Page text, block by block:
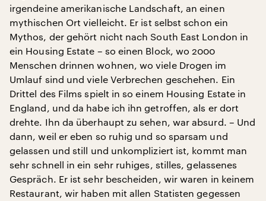
irgendeine amerikanische Landschaft, an einen
mythischen Ort vielleicht. Er ist selbst schon ein
Mythos, der gehört nicht nach South East London in
ein Housing Estate – so einen Block, wo 2000
Menschen drinnen wohnen, wo viele Drogen im
Umlauf sind und viele Verbrechen geschehen. Ein
Drittel des Films spielt in so einem Housing Estate in
England, und da habe ich ihn getroffen, als er dort
drehte. Ihn da überhaupt zu sehen, war absurd. – Und
dann, weil er eben so ruhig und so sparsam und
gelassen und still und unkompliziert ist, kommt man
sehr schnell in ein sehr ruhiges, stilles, gelassenes
Gespräch. Er ist sehr bescheiden, wir waren in keinem
Restaurant, wir haben mit allen Statisten gegessen